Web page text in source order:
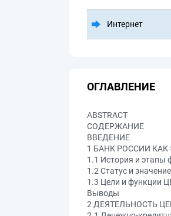
Интернет
ОГЛАВЛЕНИЕ
ABSTRACT
СОДЕРЖАНИЕ
ВВЕДЕНИЕ
1 БАНК РОССИИ
1.1 История и этапы
1.2 Статус и
1.3 Цели и функции
Выводы
2 ДЕЯТЕЛЬНОСТЬ